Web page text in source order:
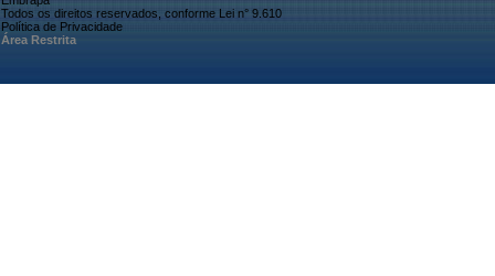
Todos os direitos reservados, conforme Lei n° 9.610
Política de Privacidade
Área Restrita